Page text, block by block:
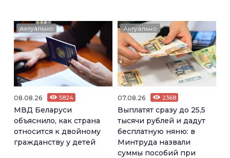
Актуально
08.08.26 5824
МВД Беларуси
объяснило, как страна
относится к двойному
гражданству у детей
Актуально
07.08.26 2368
Выплатят сразу до 25,5
тысячи рублей и дадут
бесплатную няню: в
Минтруда назвали
суммы пособий при